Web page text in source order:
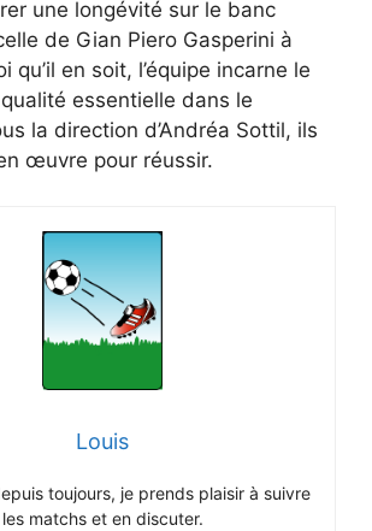
une longévité sur le banc
de Gian Piero Gasperini à
qu’il en soit, l’équipe incarne le
essentielle dans le
la direction d’Andréa Sottil, ils
œuvre pour réussir.
Louis
toujours, je prends plaisir à suivre
les matchs et en discuter.